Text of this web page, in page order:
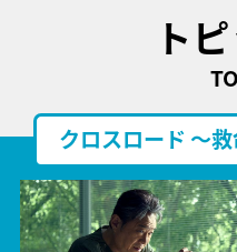
ト
クロスロード ～